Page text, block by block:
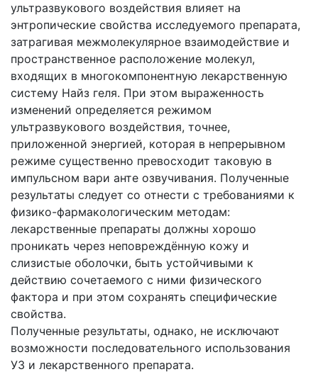
ультразвукового воздействия влияет на
энтропические свойства исследуемого препарата,
затрагивая межмолекулярное взаимодействие и
пространственное расположение молекул,
входящих в многокомпонентную лекарственную
систему Найз геля. При этом выраженность
изменений определяется режимом
ультразвукового воздействия, точнее,
приложенной энергией, которая в непрерывном
режиме существенно превосходит таковую в
импульсном вари анте озвучивания. Полученные
результаты следует со отнести с требованиями к
физико-фармакологическим методам:
лекарственные препараты должны хорошо
проникать через неповреждённую кожу и
слизистые оболочки, быть устойчивыми к
действию сочетаемого с ними физического
фактора и при этом сохранять специфические
свойства.
Полученные результаты, однако, не исключают
возможности последовательного использования
УЗ и лекарственного препарата.